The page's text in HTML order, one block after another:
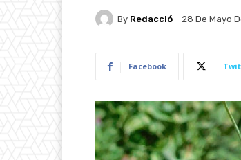
By Redacció 28 De Mayo
Facebook